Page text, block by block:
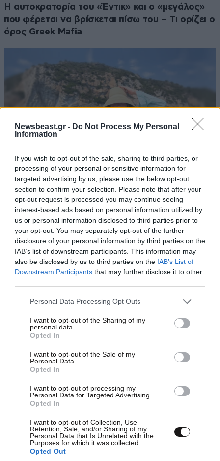
Newsbeast.gr - Do Not Process My Personal
Information
If you wish to opt-out of the sale, sharing to third parties, or
processing of your personal or sensitive information for
targeted advertising by us, please use the below opt-out
section to confirm your selection. Please note that after your
opt-out request is processed you may continue seeing
interest-based ads based on personal information utilized by
us or personal information disclosed to third parties prior to
your opt-out. You may separately opt-out of the further
disclosure of your personal information by third parties on the
IAB’s list of downstream participants. This information may
also be disclosed by us to third parties on the IAB’s List of
Downstream Participants that may further disclose it to other
Please note that this website/app uses one or more Google
not limited to your visit or usage behaviour. You may click to
grant or deny consent to Google and its third-party tags to
use your data for below specified purposes in below Google
consent section.
Personal Data Processing Opt Outs
I want to opt-out of the Sharing of my
personal data.
Opted In
I want to opt-out of the Sale of my
Personal Data.
Opted In
I want to opt-out of processing my
Personal Data for Targeted Advertising.
Opted In
I want to opt-out of Collection, Use,
Retention, Sale, and/or Sharing of my
Personal Data that Is Unrelated with the
Purposes for which it was collected.
Opted Out
Η αυτοκρατορία του «Έντικ» και ο «μεγάλος»
που φέρεται να βρίσκεται πίσω του – Τι ορίζει ο
όρος Greek Mafia
LIFESTYLE 09·08·2026 10:52
Αμαλία Κωστοπούλου: Γαμήλιο ταξίδι με τον
Τζέικ Μέντγουελ στην Ιταλία – Island hopping
με σκάφος σε Πόντσα και Ίσκια
ΕΛΛΑΔΑ2 ω. πριν
για το ελικόπτερο που «πάρκαρε» στο
Σαρακήνικο της Μήλου – Τι προβλέπει ο νόμος